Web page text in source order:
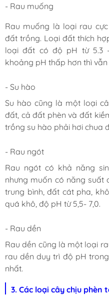
- Rau muống
Rau muống là loại rau
đất trồng. Loại đất thích
loại đất có độ pH từ 5.3
khoảng pH thấp hơn thì
- Su hào
Su hào cũng là một loại
đất, cả đất phèn và đất
trồng su hào phải hơi chua
- Rau ngót
Rau ngót có khả năng
nhưng muốn có năng suất
trung bình, đất cát pha,
quá khô, độ pH từ 5,5- 7,0.
- Rau dền
Rau dền cũng là một loại
rau dền duy trì độ pH
nhất.
3. Các loại cây chịu phèn